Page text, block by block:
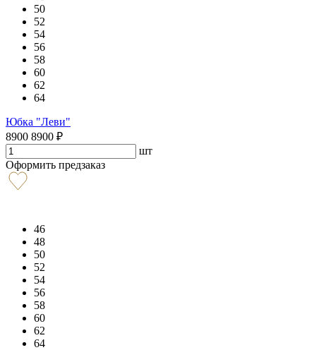
50
52
54
56
58
60
62
64
Юбка "Леви"
8900 8900 ₽
шт
Оформить предзаказ
46
48
50
52
54
56
58
60
62
64